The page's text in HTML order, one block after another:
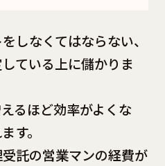
しなくてはならない、
ている上に儲かりま
るほど効率がよくな
す。
託の営業マンの経費が